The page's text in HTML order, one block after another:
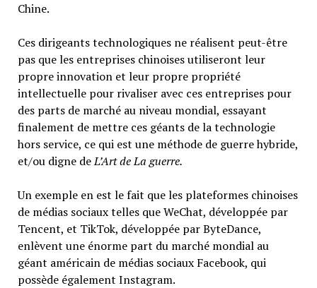
Chine.
Ces dirigeants technologiques ne réalisent peut-être
pas que les entreprises chinoises utiliseront leur
propre innovation et leur propre propriété
intellectuelle pour rivaliser avec ces entreprises pour
des parts de marché au niveau mondial, essayant
finalement de mettre ces géants de la technologie
hors service, ce qui est une méthode de guerre hybride,
et/ou digne deL’Art de La guerre.
Un exemple en est le fait que les plateformes chinoises
de médias sociaux telles que WeChat, développée par
Tencent, et TikTok, développée par ByteDance,
enlèvent une énorme part du marché mondial au
géant américain de médias sociaux Facebook, qui
possède également Instagram.